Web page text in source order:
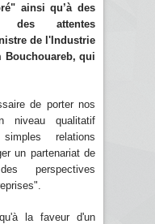
ainsi qu’à des
des attentes
de l'Industrie
Bouchouareb, qui
de porter nos
niveau qualitatif
relations
un partenariat de
perspectives
la faveur d'un